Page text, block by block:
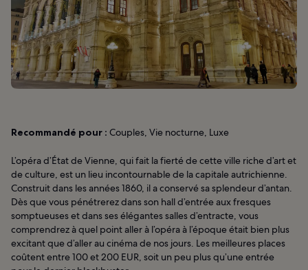
Recommandé pour : Couples, Vie nocturne, Luxe
L’opéra d’État de Vienne, qui fait la fierté de cette ville riche d’art et
de culture, est un lieu incontournable de la capitale autrichienne.
Construit dans les années 1860, il a conservé sa splendeur d’antan.
Dès que vous pénétrerez dans son hall d’entrée aux fresques
somptueuses et dans ses élégantes salles d’entracte, vous
comprendrez à quel point aller à l’opéra à l’époque était bien plus
excitant que d’aller au cinéma de nos jours. Les meilleures places
coûtent entre 100 et 200 EUR, soit un peu plus qu’une entrée